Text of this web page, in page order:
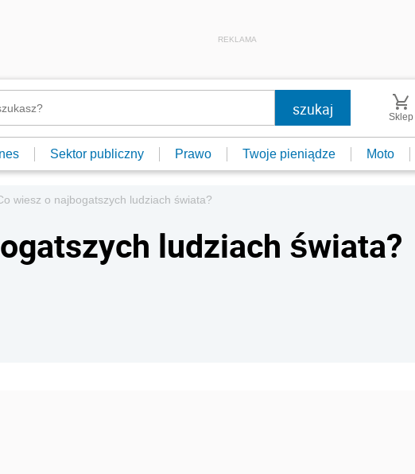
REKLAMA
Sklep
Sektor publiczny Prawo Twoje pieniądze Moto
wiesz o najbogatszych ludziach świata?
ludziach świata?